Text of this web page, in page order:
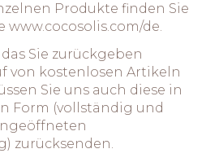
Produkte finden Sie
www.cocosolis.com/de.
Sie zurückgeben
von kostenlosen Artikeln
Sie uns auch diese in
Form (vollständig und
zurücksenden.